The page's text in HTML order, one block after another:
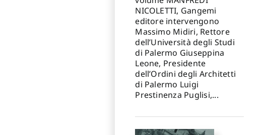
NICOLETTI, Gangemi
editore intervengono
Massimo Midiri, Rettore
dell’Università degli Studi
di Palermo Giuseppina
Leone, Presidente
dell’Ordini degli Architetti
di Palermo Luigi
Prestinenza Puglisi,...